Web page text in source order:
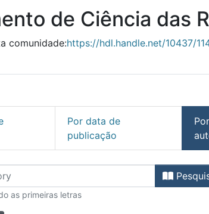
de Ciência das
comunidade:https://hdl.handle.net/10437/
Por data de
publicação
Por
Departamento de
as primeiras letras